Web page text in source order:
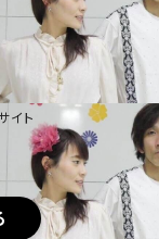
イト